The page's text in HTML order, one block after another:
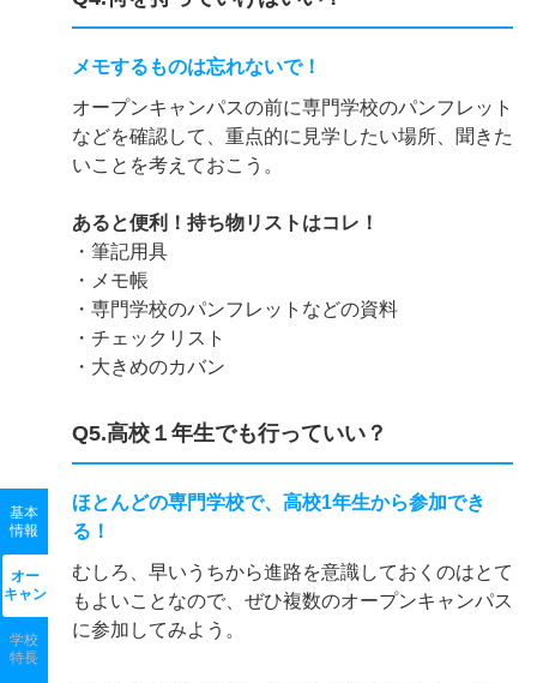
基本
情報
オー
キャン
学校
特長
メモするものは忘れないで！
オープンキャンパスの前に専門学校のパンフレット
などを確認して、重点的に見学したい場所、聞きた
いことを考えておこう。
あると便利！持ち物リストはコレ！
・筆記用具
・メモ帳
・専門学校のパンフレットなどの資料
・チェックリスト
・大きめのカバン
Q5.高校１年生でも行っていい？
ほとんどの専門学校で、高校1年生から参加でき
る！
むしろ、早いうちから進路を意識しておくのはとて
もよいことなので、ぜひ複数のオープンキャンパス
に参加してみよう。